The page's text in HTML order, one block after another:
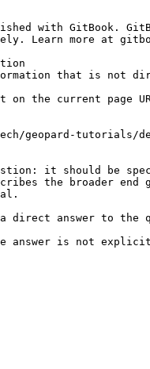
with GitBook.
Learn more at
that is not
on the current
geopard-tutorials/de/
it should be
the broader
direct answer to the
the answer is not